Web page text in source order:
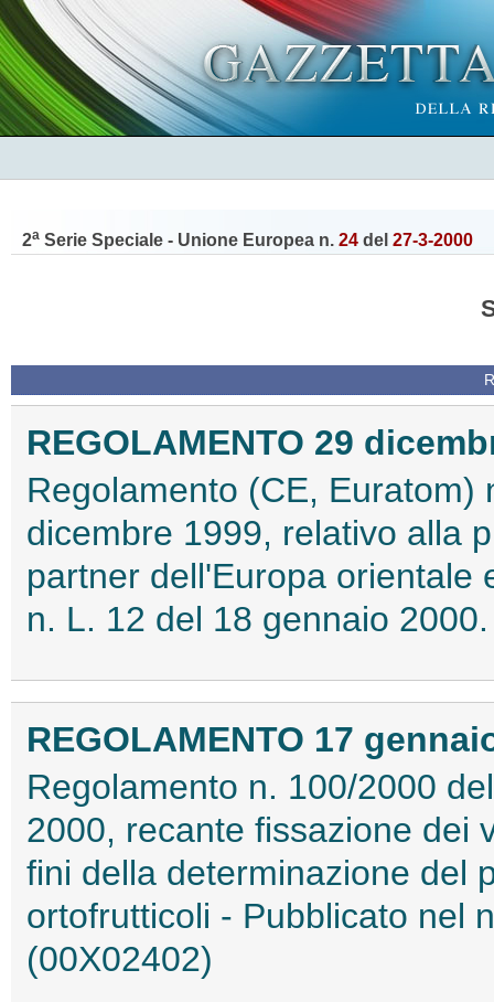
2a Serie Speciale - Unione Europea n. 24 del 27-3-2000
REGOLAMENTO 29
Regolamento (CE,
dicembre 1999, relativo alla
partner dell'Europa orientale
n. L. 12 del 18 gennaio
REGOLAMENTO 17
Regolamento n. 100/2000
2000, recante fissazione dei
fini della determinazione del
ortofrutticoli - Pubblicato nel
(00X02402)